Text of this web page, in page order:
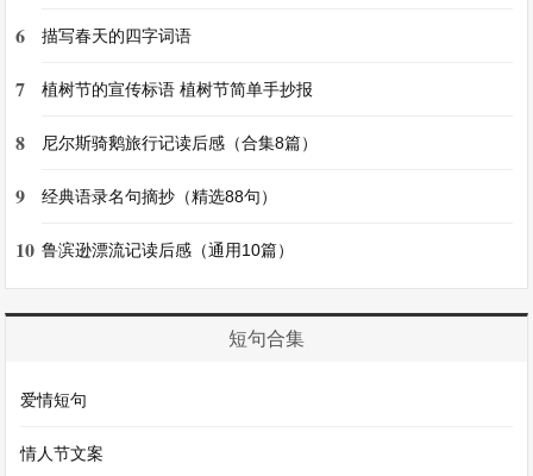
我。我试着拨弄那剩下的琴弦，发出的声音沙哑而
又刺耳，如同我此刻破碎的心境。每一个不和谐的
材。那深入骨髓的痛，让我觉得仿佛失去了整个世
界，只剩下无尽的黑暗和孤独。
短文四：《飘落的枫叶》
红色的蝴蝶在空中翩翩起舞。我独自走在枫叶铺成
的小路上，脚下发出沙沙的声响，每一步都像是踩
6 描写春天的四字词语
7 植树节的宣传标语 植树节简单手抄报
8 尼尔斯骑鹅旅行记读后感（合集8篇）
9 经典语录名句摘抄（精选88句）
10 鲁滨逊漂流记读后感（通用10篇）
短句合集
爱情短句
情人节文案